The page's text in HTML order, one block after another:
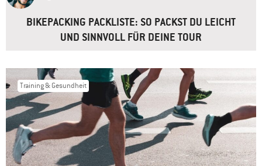
Website
BIKEPACKING PACKLISTE: SO PACKST DU LEICHT
UND SINNVOLL FÜR DEINE TOUR
Training & Gesundheit